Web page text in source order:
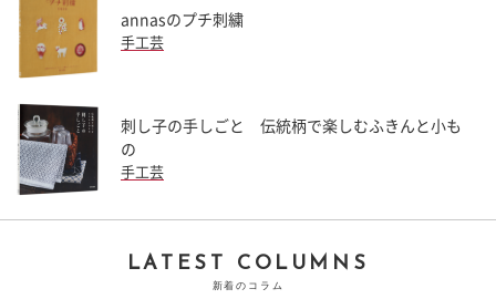
annasのプチ刺繍
手工芸
刺し子の手しごと 伝統柄で楽しむふきんと小も
の
手工芸
LATEST COLUMNS
新着のコラム